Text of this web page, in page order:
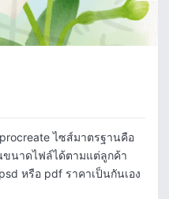
ไซส์มาตรฐานคือ
ขนาดไฟล์ได้ตามแต่ลูกค้า
หรือ pdf ราคาเป็นกันเอง